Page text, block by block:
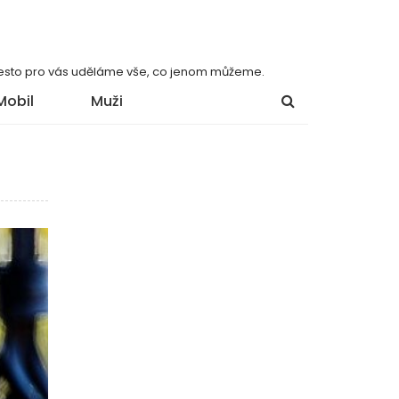
pro vás uděláme vše, co jenom můžeme.
Muži